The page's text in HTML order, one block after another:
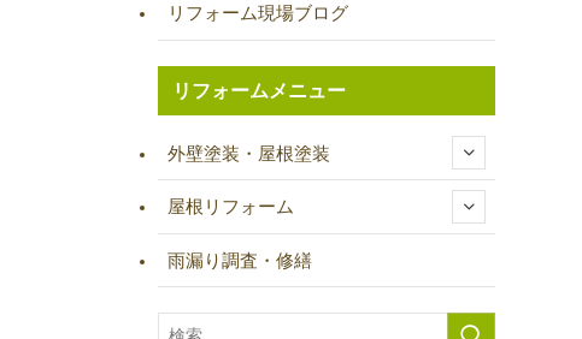
リフォーム現場ブログ
リフォームメニュー
外壁塗装・屋根塗装
屋根リフォーム
雨漏り調査・修繕